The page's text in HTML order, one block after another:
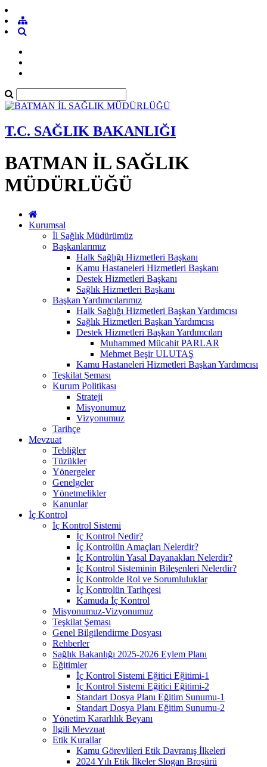
T.C. SAĞLIK BAKANLIĞI
BATMAN İL SAĞLIK
MÜDÜRLÜĞÜ
Kurumsal
İl Sağlık Müdürümüz
Başkanlarımız
Halk Sağlığı Hizmetleri Başkanı
Kamu Hastaneleri Hizmetleri Başkanı
Destek Hizmetleri Başkanı
Sağlık Hizmetleri Başkanı
Başkan Yardımcılarımız
Halk Sağlığı Hizmetleri Başkan Yardımcısı
Sağlık Hizmetleri Başkan Yardımcısı
Destek Hizmetleri Başkan Yardımcıları
Muhammed Mücahit PARLAR
Mehmet Beşir ULUTAŞ
Kamu Hastaneleri Hizmetleri Başkan Yardımcısı
Teşkilat Şeması
Kurum Politikası
Strateji
Misyonumuz
Vizyonumuz
Tarihçe
Mevzuat
Tebliğler
Tüzükler
Yönergeler
Genelgeler
Yönetmelikler
Kanunlar
İç Kontrol
İç Kontrol Sistemi
İç Kontrol Nedir?
İç Kontrolün Amaçları Nelerdir?
İç Kontrolün Yasal Dayanakları Nelerdir?
İç Kontrol Sisteminin Bileşenleri Nelerdir?
İç Kontrolde Rol ve Sorumluluklar
İç Kontrolün Tarihçesi
Kamuda İç Kontrol
Misyonumuz-Vizyonumuz
Teşkilat Şeması
Genel Bilgilendirme Dosyası
Rehberler
Sağlık Bakanlığı 2025-2026 Eylem Planı
Eğitimler
İç Kontrol Sistemi Eğitici Eğitimi-1
İç Kontrol Sistemi Eğitici Eğitimi-2
Standart Dosya Planı Eğitim Sunumu-1
Standart Dosya Planı Eğitim Sunumu-2
Yönetim Kararlılık Beyanı
İlgili Mevzuat
Etik Kurallar
Kamu Görevlileri Etik Davranış İlkeleri
2024 Yılı Etik İlkeler Slogan Broşürü